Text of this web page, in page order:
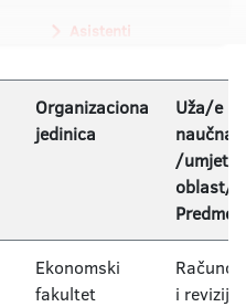
Asistenti
Organizaciona
jedinica
Uža/e
naučna/
/
oblast/i
Predmet
Ekonomski
fakultet
i revizija